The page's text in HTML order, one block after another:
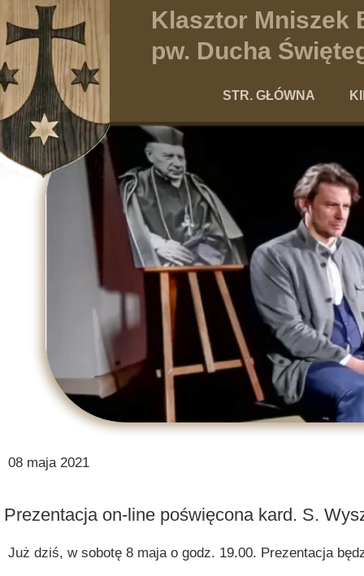
08 maja 2021
Prezentacja on-line poświęcona kard. S.
Już dziś, w sobotę 8 maja o godz. 19.00. Prezentacja
STR. GŁÓWNA
Klasztor Mniszek
pw. Ducha